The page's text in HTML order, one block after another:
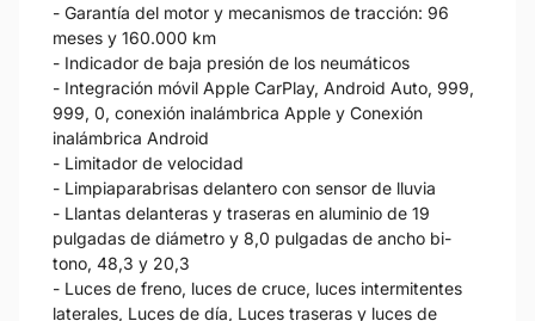
- Garantía del motor y mecanismos de tracción: 96
meses y 160.000 km
- Indicador de baja presión de los neumáticos
- Integración móvil Apple CarPlay, Android Auto, 999,
999, 0, conexión inalámbrica Apple y Conexión
inalámbrica Android
- Limitador de velocidad
- Limpiaparabrisas delantero con sensor de lluvia
- Llantas delanteras y traseras en aluminio de 19
pulgadas de diámetro y 8,0 pulgadas de ancho bi-
tono, 48,3 y 20,3
- Luces de freno, luces de cruce, luces intermitentes
laterales, Luces de día, Luces traseras y luces de